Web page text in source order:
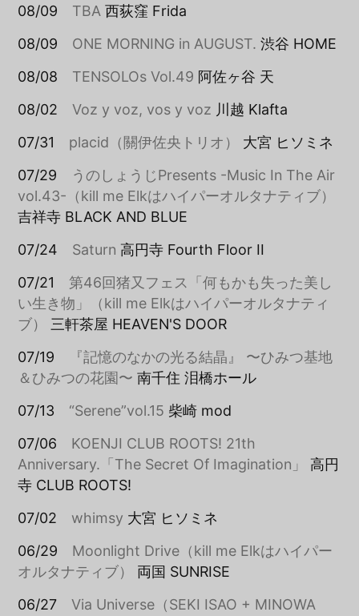
08/09 TBA 西荻窪 Frida
08/09 ONE MORNING in AUGUST. 渋谷 HOME
08/08 TENSOLOs Vol.49 阿佐ヶ谷 天
08/02Voz y voz, vos y voz 川越 Klafta
07/31 placid（關伊佐央トリオ）
大宮 ヒソミネ
07/29
うのしょうじPresents -Music In The Air
vol.43-（kill me Elkはハイパーオルタナティブ）
吉祥寺 BLACK AND BLUE
07/24 Saturn 高円寺 Fourth Floor II
07/21第46回猪又フェス「何もかも失った美し
い生き物」（kill me Elkはハイパーオルタナティ
ブ）
三軒茶屋 HEAVEN'S DOOR
07/19
『記憶のなかの光る結晶』 〜ひみつ基地
＆ひみつの花園〜 南千住 泪橋ホール
07/13 “Serene”vol.15 柴崎 mod
07/06 KOENJI CLUB ROOTS! 21th
Anniversary.「The Secret Of Imagination」
高円
寺 CLUB ROOTS!
07/02 whimsy 大宮 ヒソミネ
06/29 Moonlight Drive（kill me Elkはハイパー
オルタナティブ）
両国 SUNRISE
06/27Via Universe（SEKI ISAO + MINOWA